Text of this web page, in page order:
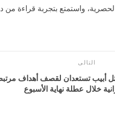
على شروطنا سيتم إعادة فتح المضيق
واستمتع بتجربة قراءة من
التالى
أبيب تستعدان لقصف أهداف
خلال عطلة نهاية الأسبوع